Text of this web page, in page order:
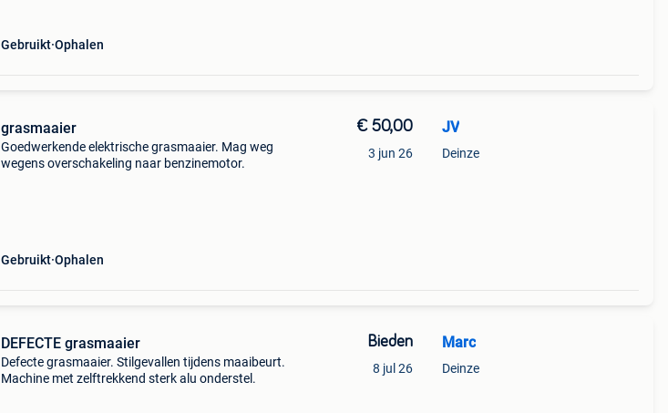
Gebruikt Ophalen
grasmaaier
Goedwerkende elektrische grasmaaier. Mag weg
wegens overschakeling naar benzinemotor.
Gebruikt Ophalen
€ 50,00
3 jun 26
JV
Deinze
DEFECTE grasmaaier
Defecte grasmaaier. Stilgevallen tijdens maaibeurt.
Machine met zelftrekkend sterk alu onderstel.
Bieden
8 jul 26
Marc
Deinze